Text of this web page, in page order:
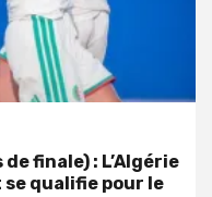
finale) : L’Algérie
se qualifie pour le